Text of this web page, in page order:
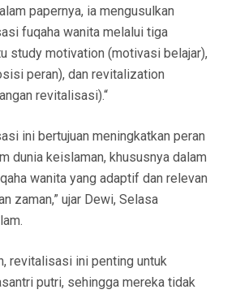
papernya, ia mengusulkan
fuqaha wanita melalui tiga
study motivation (motivasi belajar),
peran), dan revitalization
revitalisasi).“
ini bertujuan meningkatkan peran
dunia keislaman, khususnya dalam
wanita yang adaptif dan relevan
zaman,” ujar Dewi, Selasa
revitalisasi ini penting untuk
putri, sehingga mereka tidak